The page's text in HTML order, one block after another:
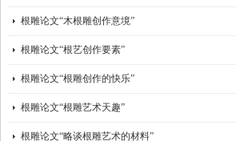
根雕论文“木根雕创作意境”
根雕论文“根艺创作要素”
根雕论文“根雕创作的快乐”
根雕论文“根雕艺术天趣”
根雕论文“略谈根雕艺术的材料”